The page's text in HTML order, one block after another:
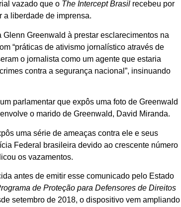
vazado que o The Intercept Brasil recebeu por
a liberdade de imprensa.
Greenwald à prestar esclarecimentos na
“práticas de ativismo jornalístico através de
o jornalista como um agente que estaria
contra a segurança nacional”, insinuando
parlamentar que expôs uma foto de Greenwald
o marido de Greenwald, David Miranda.
uma série de ameaças contra ele e seus
Federal brasileira devido ao crescente número
os vazamentos.
antes de emitir esse comunicado pelo Estado
de Proteção para Defensores de Direitos
setembro de 2018, o dispositivo vem ampliando